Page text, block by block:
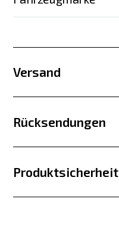
Versand
Rücksendungen
Produktsicherheit